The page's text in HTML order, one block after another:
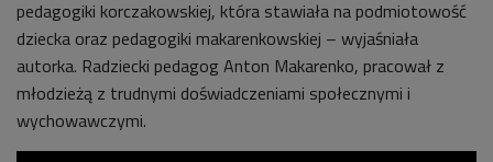
pedagogiki korczakowskiej, która stawiała na podmiotowość
dziecka oraz pedagogiki makarenkowskiej – wyjaśniała
autorka. Radziecki pedagog Anton Makarenko, pracował z
młodzieżą z trudnymi doświadczeniami społecznymi i
wychowawczymi.